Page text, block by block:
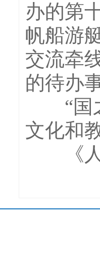
办的第
帆船游
交流牵
的待办
“国之
文化和
《人